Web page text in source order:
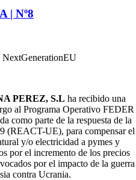
| Nº8
PEREZ, S.L ha recibido una
al Programa Operativo FEDER
como parte de la respuesta de la
(REACT-UE), para compensar el
y/o electricidad a pymes y
por el incremento de los precios
por el impacto de la guerra
contra Ucrania.